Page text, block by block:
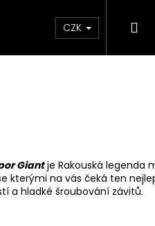
Obchodní podmínky
CZK
Giantje Rakouská legenda
kterými na vás čeká ten
a hladké šroubování závitů.